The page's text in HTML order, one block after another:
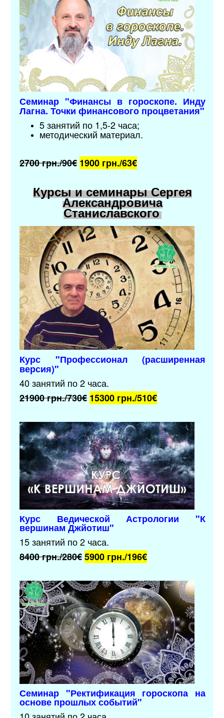
Семинар "Финансы в гороскопе. Инду
Лагна. Точки финансового процветания"
5 занятий по 1,5-2 часа;
методический материал.
2700 грн./90€ 1900 грн./63€
Курсы и семинары Сергея
Александровича
Станиславского
Курс "Профессионал (расширенная
версия)"
40 занятий по 2 часа.
21900 грн./730€ 15300 грн./510€
Курс Ведической Астрологии "К
вершинам Джйотиш"
15 занятий по 2 часа.
8400 грн./280€5900 грн./196€
Семинар "Ректификация гороскопа на
основе прошлых событий"